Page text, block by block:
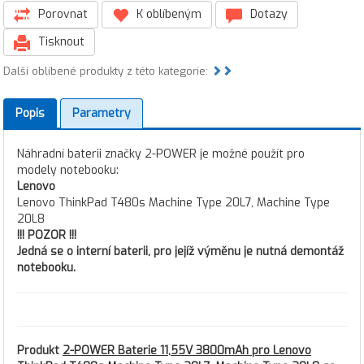
Porovnat K oblíbeným
Dotazy
Tisknout
Další oblíbené produkty z této kategorie:
Popis Parametry
Náhradní baterii značky 2-POWER je možné použít pro
modely notebooku:
Lenovo
Lenovo ThinkPad T480s Machine Type 20L7, Machine Type
20L8
!!! POZOR !!!
Jedná se o interní baterii, pro jejíž výměnu je nutná demontáž
notebooku.
Produkt 2-POWER Baterie 11,55V 3800mAh pro Lenovo